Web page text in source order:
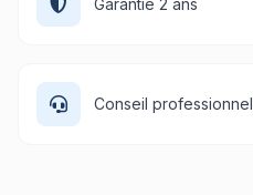
Garantie 2 ans
Conseil professionnel